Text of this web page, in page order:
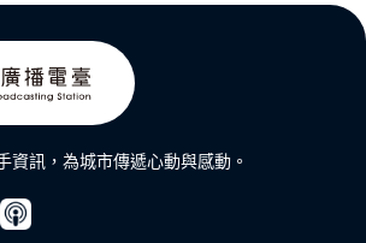
資訊，為城市傳遞心動與感動。